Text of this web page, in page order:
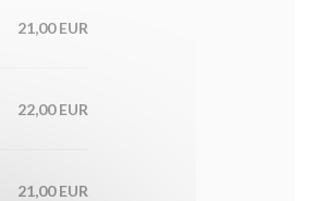
21,00 EUR
22,00 EUR
21,00 EUR